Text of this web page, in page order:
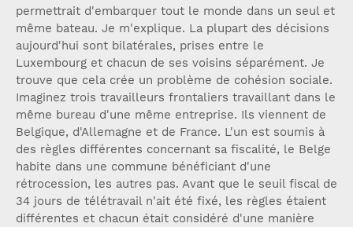
permettrait d'embarquer tout le monde dans un seul et
même bateau. Je m'explique. La plupart des décisions
aujourd'hui sont bilatérales, prises entre le
Luxembourg et chacun de ses voisins séparément. Je
trouve que cela crée un problème de cohésion sociale.
Imaginez trois travailleurs frontaliers travaillant dans le
même bureau d'une même entreprise. Ils viennent de
Belgique, d'Allemagne et de France. L'un est soumis à
des règles différentes concernant sa fiscalité, le Belge
habite dans une commune bénéficiant d'une
rétrocession, les autres pas. Avant que le seuil fiscal de
34 jours de télétravail n'ait été fixé, les règles étaient
différentes et chacun était considéré d'une manière